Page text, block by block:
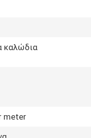
καλώδια
meter